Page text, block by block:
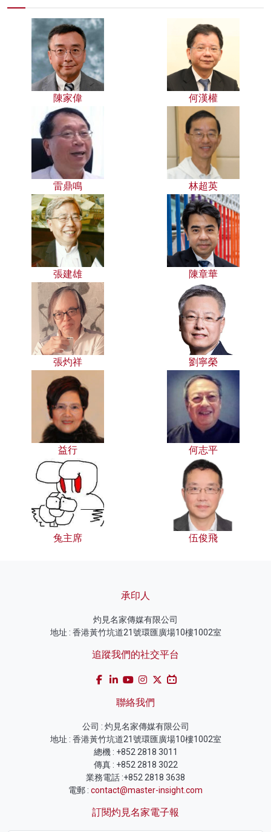
陳家偉 何漢權
雷鼎鳴 林超英
張建雄 陳章華
張灼祥 劉寧榮
益行 何志平
兔主席 伍俊飛
承印人
灼見名家傳媒有限公司
地址 : 香港黃竹坑道21號環匯廣場10樓1002室
追蹤我們的社交平台
聯絡我們
公司 : 灼見名家傳媒有限公司
地址 : 香港黃竹坑道21號環匯廣場10樓1002室
總機 : +852 2818 3011
傳真 : +852 2818 3022
業務電話 :+852 2818 3638
電郵 : contact@master-insight.com
訂閱灼見名家電子報